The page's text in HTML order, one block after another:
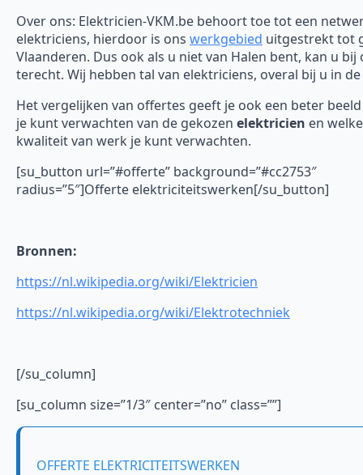
Over ons: Elektricien-VKM.be behoort toe tot een
elektriciens, hierdoor is ons werkgebied uitgestrekt tot
Vlaanderen. Dus ook als u niet van Halen bent, kan u bij
terecht. Wij hebben tal van elektriciens, overal bij u in
Het vergelijken van offertes geeft je ook een beter
je kunt verwachten van de gekozen elektricien en welke
kwaliteit van werk je kunt verwachten.
[su_button url=”#offerte” background=”#cc2753″
radius=”5″]Offerte elektriciteitswerken[/su_button]
Bronnen:
https://nl.wikipedia.org/wiki/Elektricien
https://nl.wikipedia.org/wiki/Elektrotechniek
[/su_column]
[su_column size=”1/3″ center=”no” class=””]
OFFERTE ELEKTRICITEITSWERKEN